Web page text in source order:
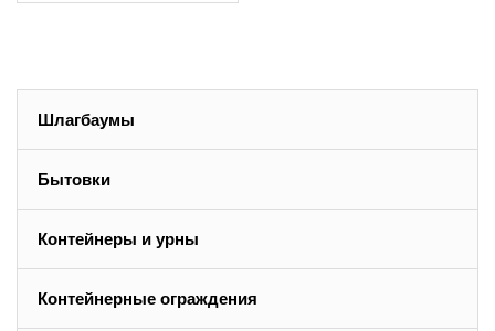
Шлагбаумы
Бытовки
Контейнеры и урны
Контейнерные ограждения